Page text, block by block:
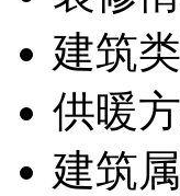
建筑
供暖
建筑